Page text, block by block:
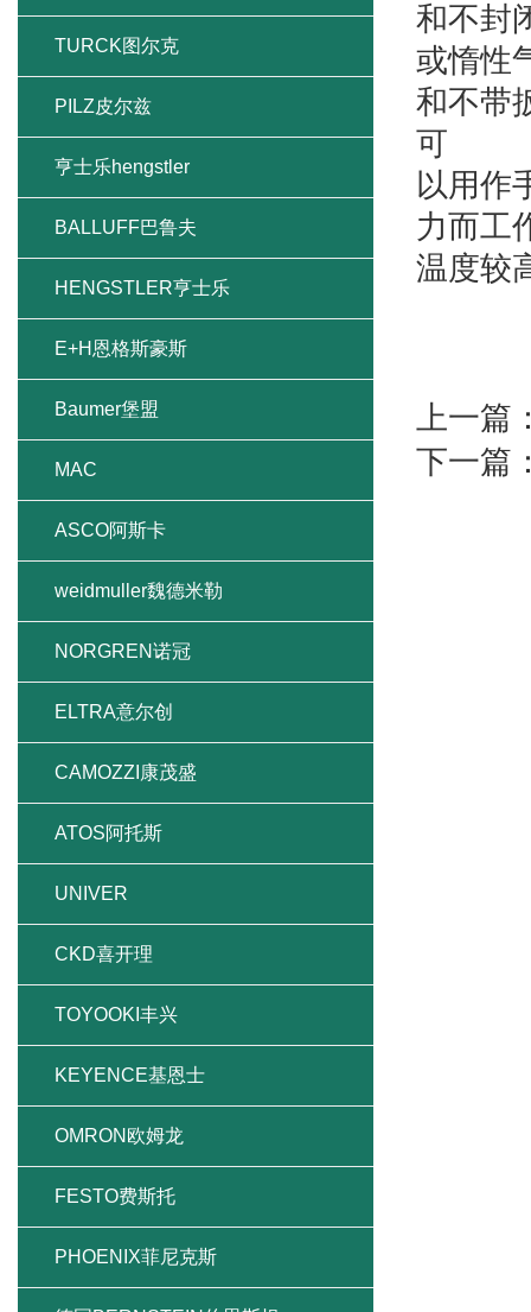
和不封
或惰性
和不带
可
以用作
力而工
温度较
上一篇
下一篇
TURCK图尔克
PILZ皮尔兹
亨士乐hengstler
BALLUFF巴鲁夫
HENGSTLER亨士乐
E+H恩格斯豪斯
Baumer堡盟
MAC
ASCO阿斯卡
weidmuller魏德米勒
NORGREN诺冠
ELTRA意尔创
CAMOZZI康茂盛
ATOS阿托斯
UNIVER
CKD喜开理
TOYOOKI丰兴
KEYENCE基恩士
OMRON欧姆龙
FESTO费斯托
PHOENIX菲尼克斯